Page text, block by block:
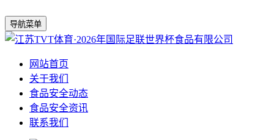
导航菜单
网站首页
关于我们
食品安全动态
食品安全资讯
联系我们